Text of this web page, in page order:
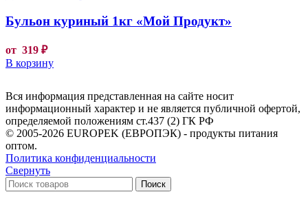
Бульон куриный 1кг «Мой Продукт»
от 319 ₽
В корзину
Вся информация представленная на сайте носит
информационный характер и не является публичной офертой,
определяемой положениям ст.437 (2) ГК РФ
© 2005-2026 EUROPEK (ЕВРОПЭК) - продукты питания
оптом.
Политика конфиденциальности
Свернуть
Поиск